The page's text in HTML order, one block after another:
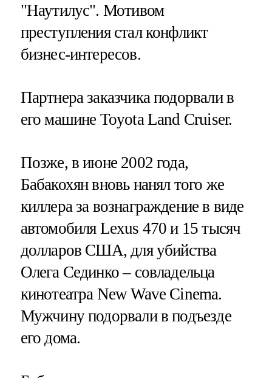
"Наутилус". Мотивом
преступления стал конфликт
бизнес-интересов.
Партнера заказчика подорвали в
его машине Toyota Land Cruiser.
Позже, в июне 2002 года,
Бабакохян вновь нанял того же
киллера за вознаграждение в виде
автомобиля Lexus 470 и 15 тысяч
долларов США, для убийства
Олега Сединко – совладельца
кинотеатра New Wave Cinema.
Мужчину подорвали в подъезде
его дома.